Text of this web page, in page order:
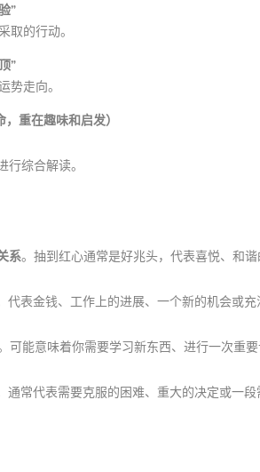
”
取的行动。
”
势走向。
重在趣味和启发）
行综合解读。
系。抽到红心通常是好兆头，代表喜悦、和谐
代表金钱、工作上的进展、一个新的机会或充
可能意味着你需要学习新东西、进行一次重
通常代表需要克服的困难、重大的决定或一